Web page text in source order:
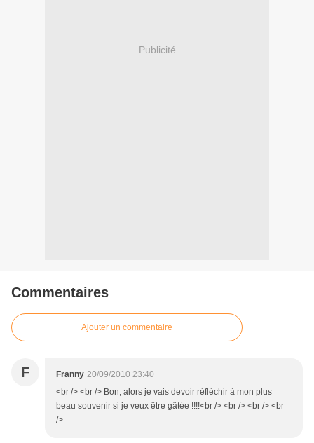
Publicité
Commentaires
Ajouter un commentaire
F Franny 20/09/2010 23:40
<br /> <br /> Bon, alors je vais devoir réfléchir à mon plus
beau souvenir si je veux être gâtée !!!!<br /> <br /> <br /> <br
/>